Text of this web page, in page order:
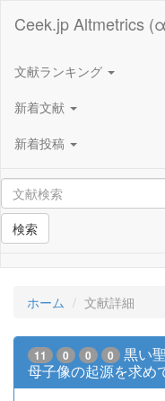
Ceek.jp Altmetrics
文献ランキング
新着文献
新着投稿
検索
ホーム 文献詳細
11 0 0 0
黒い
母子像の起源を求め